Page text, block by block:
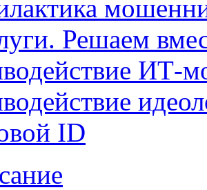
Решаем
ИТ-
ID